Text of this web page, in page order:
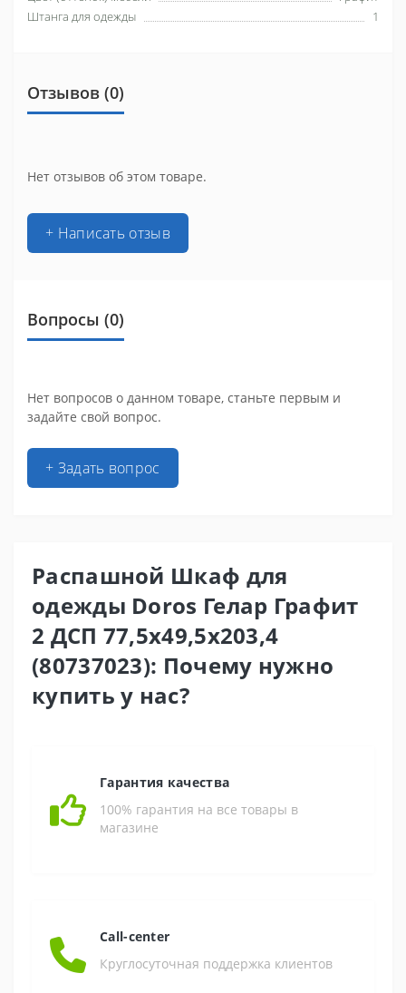
Штанга для одежды
1
Отзывов (0)
Нет отзывов об этом товаре.
+ Написать отзыв
Вопросы (0)
Нет вопросов о данном товаре, станьте первым и
задайте свой вопрос.
+ Задать вопрос
Распашной Шкаф для
одежды Doros Гелар Графит
2 ДСП 77,5х49,5х203,4
(80737023): Почему нужно
купить у нас?
Гарантия качества
100% гарантия на все товары в
магазине
Call-center
Круглосуточная поддержка клиентов